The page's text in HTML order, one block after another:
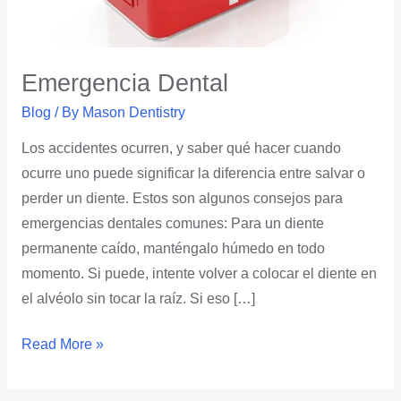
Emergencia Dental
Blog / By Mason Dentistry
Los accidentes ocurren, y saber qué hacer cuando
ocurre uno puede significar la diferencia entre salvar o
perder un diente. Estos son algunos consejos para
emergencias dentales comunes: Para un diente
permanente caído, manténgalo húmedo en todo
momento. Si puede, intente volver a colocar el diente en
el alvéolo sin tocar la raíz. Si eso […]
Read More »